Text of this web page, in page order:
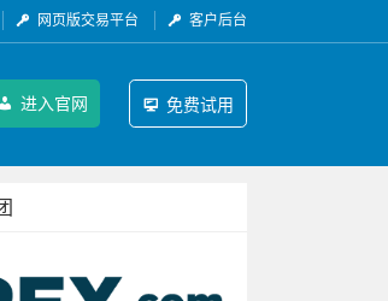
网页版交易平台 客户后台
进入官网 免费试用